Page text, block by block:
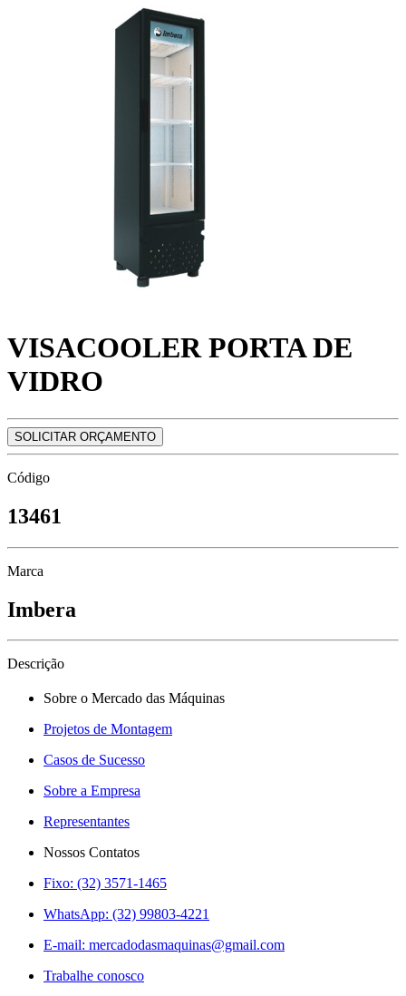
VISACOOLER PORTA DE
VIDRO
SOLICITAR ORÇAMENTO
Código
13461
Marca
Imbera
Descrição
Sobre o Mercado das Máquinas
Projetos de Montagem
Casos de Sucesso
Sobre a Empresa
Representantes
Nossos Contatos
Fixo: (32) 3571-1465
WhatsApp: (32) 99803-4221
E-mail: mercadodasmaquinas@gmail.com
Trabalhe conosco